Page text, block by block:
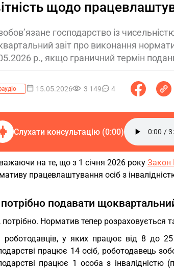
щодо
господарство із
звіт про виконання
р., якщо граничний термін
аудіо 15.05.2026 3 149 4
Слухати консультацію (0:00)
на те, що з 1 січня 2026 року
працевлаштування осіб з
подавати
потрібно. Норматив тепер розраховується
роботодавців, у яких працює від 8 до
працює 14 осіб, роботодавець
працює 1 особа з інвалідністю